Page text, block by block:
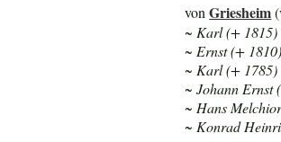
vonGriesheim
~ Karl (+ 1815)
~ Ernst (+ 1810)
~ Karl (+ 1785)
~ Johann Ernst
~ Hans
~ Konrad